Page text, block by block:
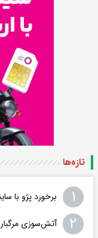
تازه‌ها
۱ برخورد پژو با
۲ آتش‌سوزی